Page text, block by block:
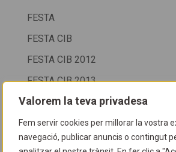
Valorem la teva privadesa
Fem servir cookies per millorar la vostra
navegació, publicar anuncis o contingut
FESTA
FESTA CIB
FESTA CIB 2012
FESTA CIB 2013
FESTA CIB 2015
FESTA CIB 2016
FESTA CIB 2025